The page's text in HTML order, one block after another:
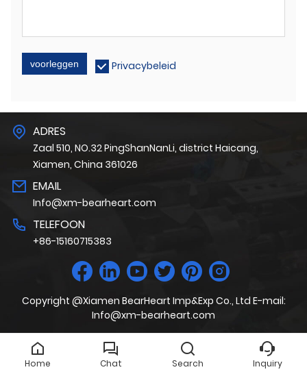
voorleggen Privacybeleid
ADRES
Zaal 510, NO.32 PingShanNanLi, district Haicang,
Xiamen, China 361026
EMAIL
Info@xm-bearheart.com
TELEFOON
+86-15160715383
Copyright @Xiamen BearHeart Imp&Exp Co., Ltd E-mail:
Info@xm-bearheart.com
Home Chat Search Inquiry